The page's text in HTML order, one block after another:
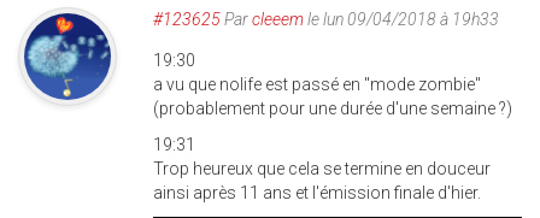
#123625Parcleeemle lun 09/04/2018 à 19h33
19:30
a vu que nolife est passé en "mode zombie"
(probablement pour une durée d'une semaine ?)
19:31
Trop heureux que cela se termine en douceur
ainsi après 11 ans et l'émission finale d'hier.